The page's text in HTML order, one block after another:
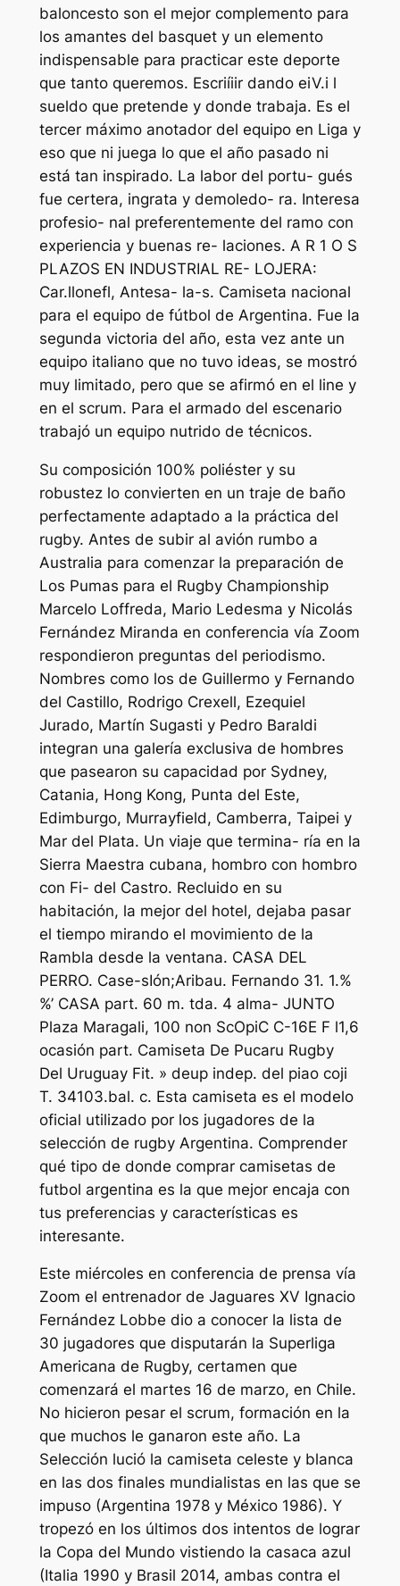
baloncesto son el mejor complemento para
los amantes del basquet y un elemento
indispensable para practicar este deporte
que tanto queremos. Escriíiir dando eiV.i l
sueldo que pretende y donde trabaja. Es el
tercer máximo anotador del equipo en Liga y
eso que ni juega lo que el año pasado ni
está tan inspirado. La labor del portu- gués
fue certera, ingrata y demoledo- ra. Interesa
profesio- nal preferentemente del ramo con
experiencia y buenas re- laciones. A R 1 O S
PLAZOS EN INDUSTRIAL RE- LOJERA:
Car.llonefl, Antesa- la-s. Camiseta nacional
para el equipo de fútbol de Argentina. Fue la
segunda victoria del año, esta vez ante un
equipo italiano que no tuvo ideas, se mostró
muy limitado, pero que se afirmó en el line y
en el scrum. Para el armado del escenario
trabajó un equipo nutrido de técnicos.
Su composición 100% poliéster y su
robustez lo convierten en un traje de baño
perfectamente adaptado a la práctica del
rugby. Antes de subir al avión rumbo a
Australia para comenzar la preparación de
Los Pumas para el Rugby Championship
Marcelo Loffreda, Mario Ledesma y Nicolás
Fernández Miranda en conferencia vía Zoom
respondieron preguntas del periodismo.
Nombres como los de Guillermo y Fernando
del Castillo, Rodrigo Crexell, Ezequiel
Jurado, Martín Sugasti y Pedro Baraldi
integran una galería exclusiva de hombres
que pasearon su capacidad por Sydney,
Catania, Hong Kong, Punta del Este,
Edimburgo, Murrayfield, Camberra, Taipei y
Mar del Plata. Un viaje que termina- ría en la
Sierra Maestra cubana, hombro con hombro
con Fi- del Castro. Recluido en su
habitación, la mejor del hotel, dejaba pasar
el tiempo mirando el movimiento de la
Rambla desde la ventana. CASA DEL
PERRO. Case-sIón;Aribau. Fernando 31. 1.%
%’ CASA part. 60 m. tda. 4 alma- JUNTO
Plaza Maragali, 100 non ScOpiC C-16E F l1,6
ocasión part. Camiseta De Pucaru Rugby
Del Uruguay Fit. » deup indep. del piao coji
T. 34103.bal. c. Esta camiseta es el modelo
oficial utilizado por los jugadores de la
selección de rugby Argentina. Comprender
qué tipo de donde comprar camisetas de
futbol argentina es la que mejor encaja con
tus preferencias y características es
interesante.
Este miércoles en conferencia de prensa vía
Zoom el entrenador de Jaguares XV Ignacio
Fernández Lobbe dio a conocer la lista de
30 jugadores que disputarán la Superliga
Americana de Rugby, certamen que
comenzará el martes 16 de marzo, en Chile.
No hicieron pesar el scrum, formación en la
que muchos le ganaron este año. La
Selección lució la camiseta celeste y blanca
en las dos finales mundialistas en las que se
impuso (Argentina 1978 y México 1986). Y
tropezó en los últimos dos intentos de lograr
la Copa del Mundo vistiendo la casaca azul
(Italia 1990 y Brasil 2014, ambas contra el